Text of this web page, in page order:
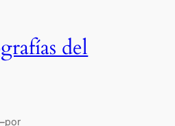
del
por